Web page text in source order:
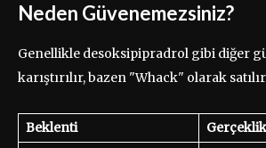
Neden Güvenemezsiniz?
Genellikle desoksipipradrol gibi diğer
karıştırılır, bazen "Whack" olarak
Beklenti Gerçeklik